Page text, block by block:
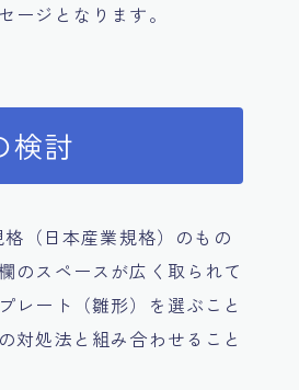
ジとなります。
検討
（日本産業規格）のもの
のスペースが広く取られて
レート（雛形）を選ぶこと
対処法と組み合わせること